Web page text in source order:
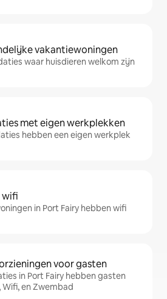
vakantiewoningen
waar huisdieren welkom zijn
met eigen werkplekken
hebben een eigen werkplek
wifi
in Port Fairy hebben wifi
voor gasten
in Port Fairy hebben gasten
en Zwembad